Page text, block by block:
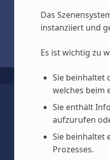
Das
instanziiert und
Es ist wichtig zu
Sie beinhaltet
welches beim
Sie enthält
aufzurufen
Sie beinhaltet
Prozesses.